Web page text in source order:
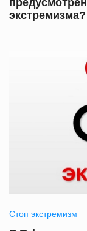
экстремизма?
Стоп экстремизм